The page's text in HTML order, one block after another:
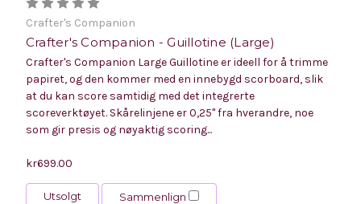
Crafter's Companion
Crafter's Companion - Guillotine (Large)
Crafter's Companion Large Guillotine er ideell for å trimme
papiret, og den kommer med en innebygd scorboard, slik
at du kan score samtidig med det integrerte
scoreverktøyet. Skårelinjene er 0,25" fra hverandre, noe
som gir presis og nøyaktig scoring...
kr699.00
Utsolgt Sammenlign